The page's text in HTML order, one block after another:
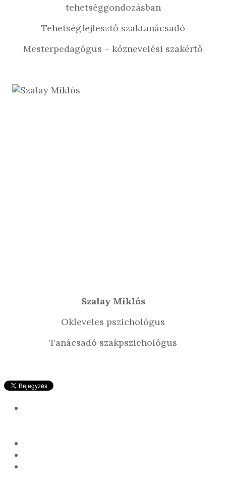
tehetséggondozásban
Tehetségfejlesztő szaktanácsadó
Mesterpedagógus – köznevelési szakértő
Szalay Miklós
Okleveles pszichológus
Tanácsadó szakpszichológus